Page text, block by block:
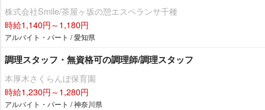
株式会社Smile/茶屋ヶ坂の憩エスペランサ千種
時給1,140円～1,180円
アルバイト・パート / 愛知県
調理スタッフ・無資格可の調理師/調理スタッフ
本厚木さくらんぼ保育園
時給1,230円～1,280円
アルバイト・パート / 神奈川県